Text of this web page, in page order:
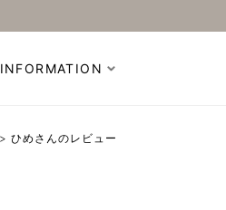
INFORMATION
ひめさんのレビュー